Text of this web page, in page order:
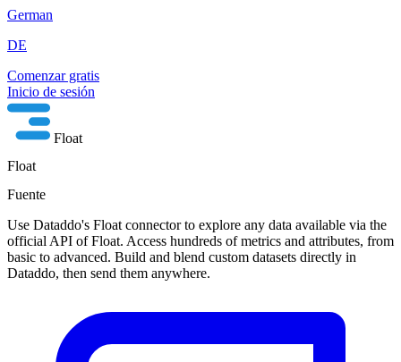
German
DE
Comenzar gratis
Inicio de sesión
Float
Float
Fuente
Use Dataddo's Float connector to explore any data available via the
official API of Float. Access hundreds of metrics and attributes, from
basic to advanced. Build and blend custom datasets directly in
Dataddo, then send them anywhere.